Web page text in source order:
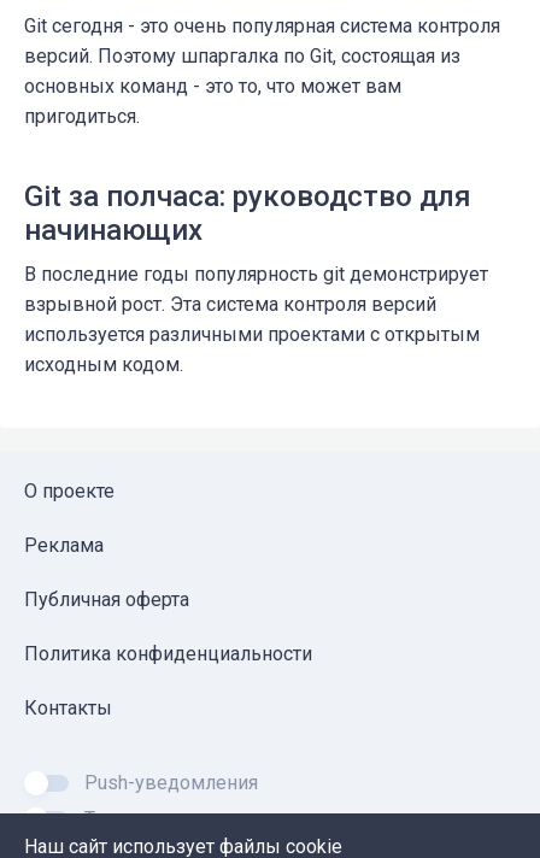
Git сегодня - это очень популярная система контроля
версий. Поэтому шпаргалка по Git, состоящая из
основных команд - это то, что может вам
пригодиться.
Git за полчаса: руководство для
начинающих
В последние годы популярность git демонстрирует
взрывной рост. Эта система контроля версий
используется различными проектами с открытым
исходным кодом.
О проекте
Реклама
Публичная оферта
Политика конфиденциальности
Контакты
Push-уведомления
Темная тема
Наш сайт использует файлы cookie